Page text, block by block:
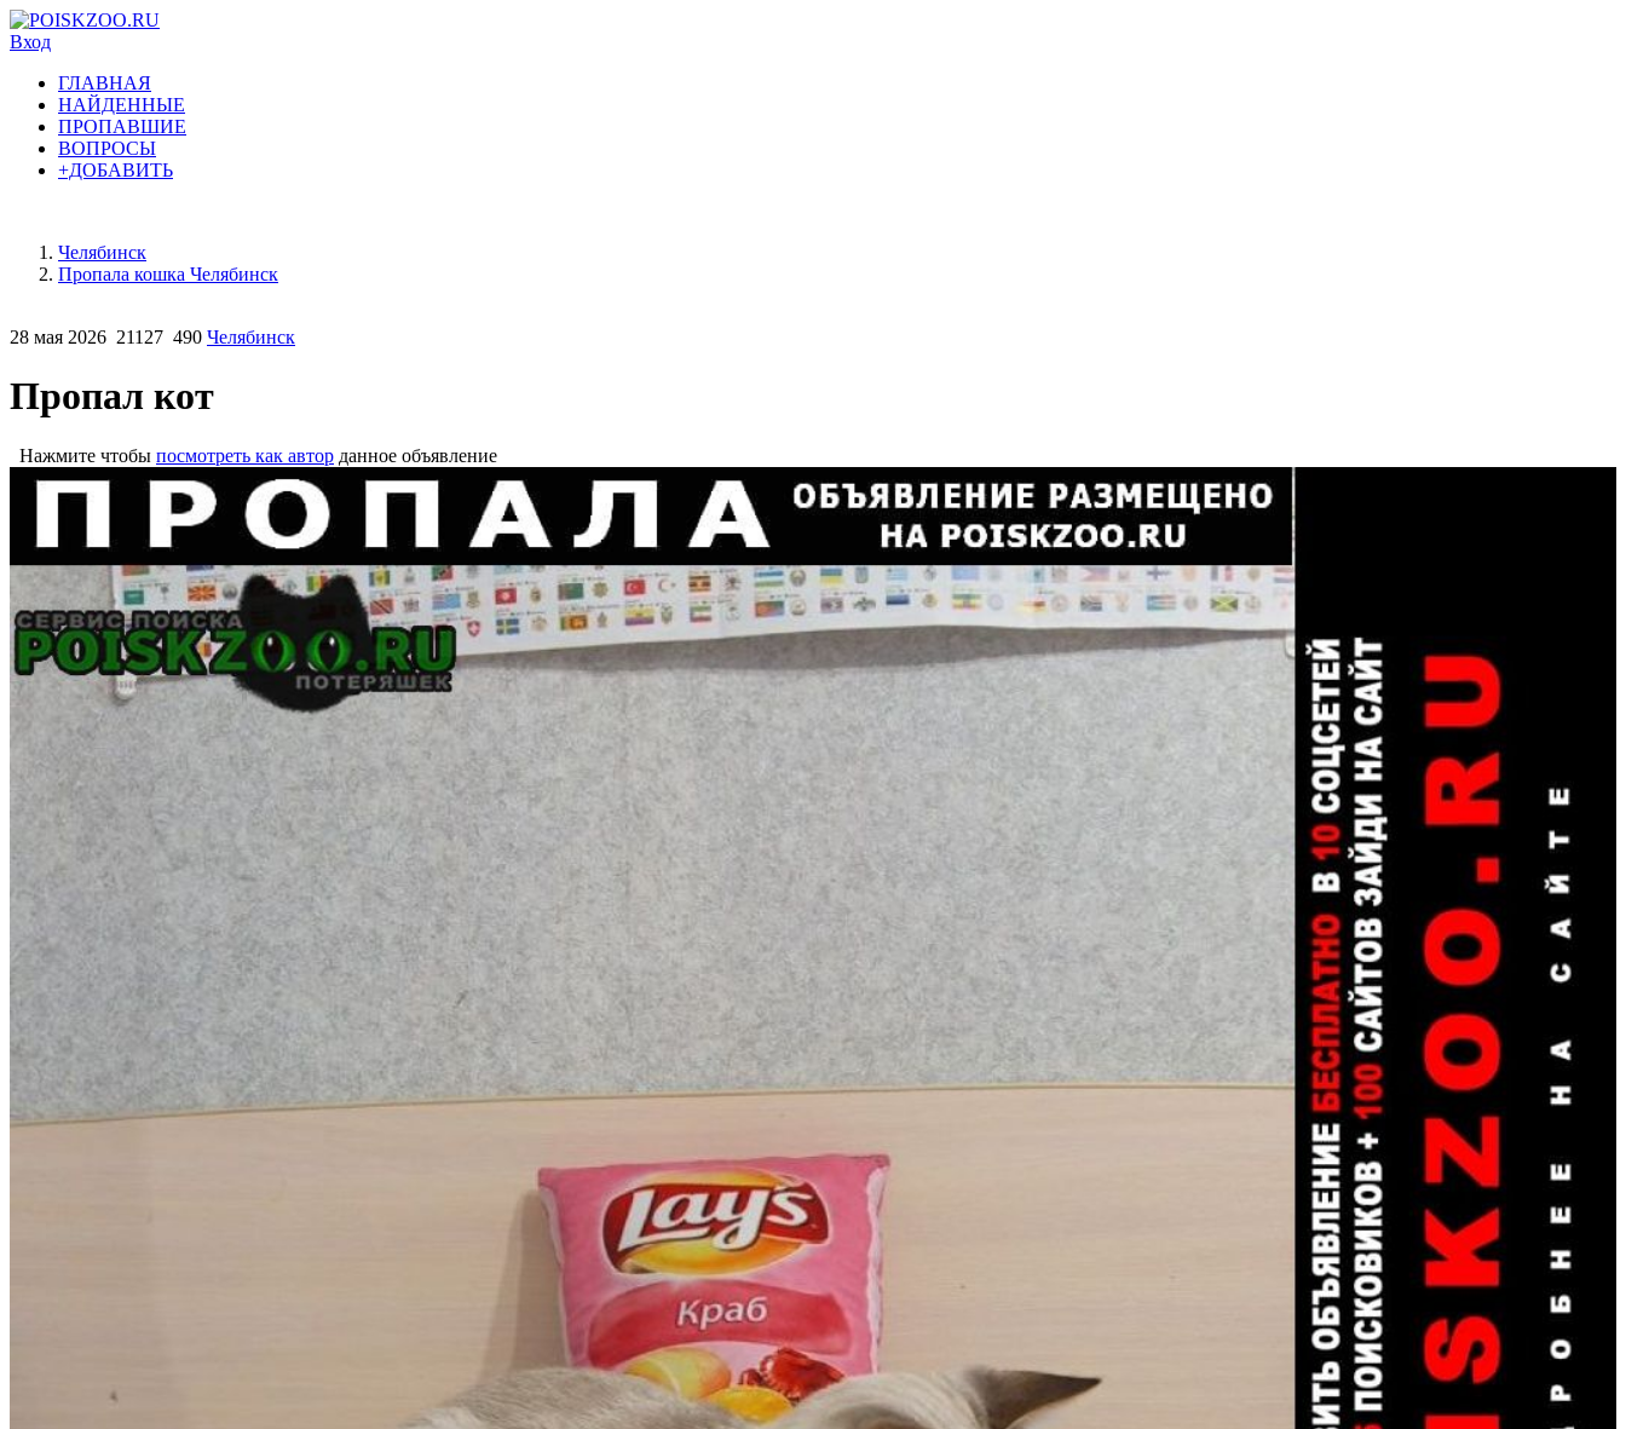
Вход
ГЛАВНАЯ
НАЙДЕННЫЕ
ПРОПАВШИЕ
ВОПРОСЫ
+ДОБАВИТЬ
Челябинск
Пропала кошка Челябинск
28 мая 2026 21127 490 Челябинск
Пропал кот
Нажмите чтобы посмотреть как автор данное объявление